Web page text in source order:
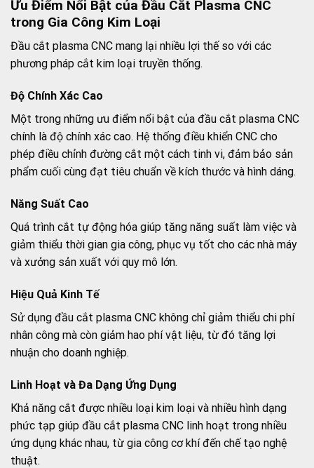
Ưu Điểm Nổi Bật của Đầu Cắt Plasma CNC
trong Gia Công Kim Loại
Đầu cắt plasma CNC mang lại nhiều lợi thế so với các
phương pháp cắt kim loại truyền thống.
Độ Chính Xác Cao
Một trong những ưu điểm nổi bật của đầu cắt plasma CNC
chính là độ chính xác cao. Hệ thống điều khiển CNC cho
phép điều chỉnh đường cắt một cách tinh vi, đảm bảo sản
phẩm cuối cùng đạt tiêu chuẩn về kích thước và hình dáng.
Năng Suất Cao
Quá trình cắt tự động hóa giúp tăng năng suất làm việc và
giảm thiểu thời gian gia công, phục vụ tốt cho các nhà máy
và xưởng sản xuất với quy mô lớn.
Hiệu Quả Kinh Tế
Sử dụng đầu cắt plasma CNC không chỉ giảm thiểu chi phí
nhân công mà còn giảm hao phí vật liệu, từ đó tăng lợi
nhuận cho doanh nghiệp.
Linh Hoạt và Đa Dạng Ứng Dụng
Khả năng cắt được nhiều loại kim loại và nhiều hình dạng
phức tạp giúp đầu cắt plasma CNC linh hoạt trong nhiều
ứng dụng khác nhau, từ gia công cơ khí đến chế tạo nghệ
thuật.